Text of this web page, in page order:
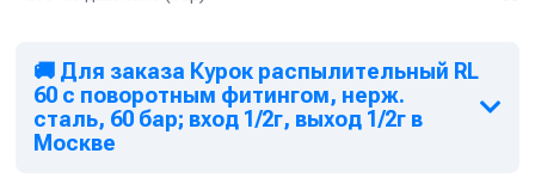
🚚 Для заказа Курок распылительный RL
60 с поворотным фитингом, нерж.
сталь, 60 бар; вход 1/2г, выход 1/2г в
Москве